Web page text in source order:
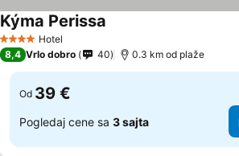
4 ZvezdiceHotel
Kýma Perissa
8,4 Vrlo dobro 40 0.3 km od plaže
Od 39 €
Pogledaj cene sa 3 sajta